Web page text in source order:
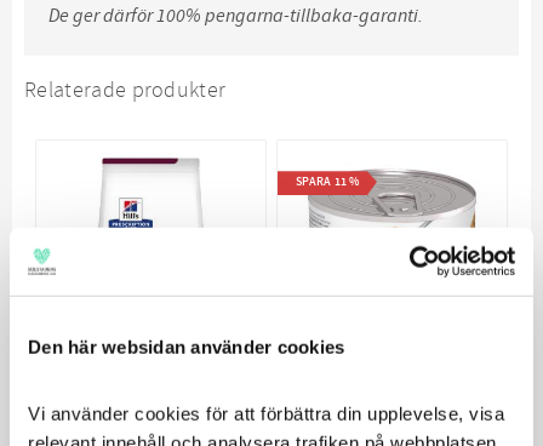
Den här websidan använder cookies
Vi använder cookies för att förbättra din upplevelse, visa
De ger därför 100% pengarna-tillbaka-garanti.
Relaterade produkter
Hill´s Prescription
Diet i/d Canine
Hill´s Prescription
Diet Canine i/d
SPARA 11%